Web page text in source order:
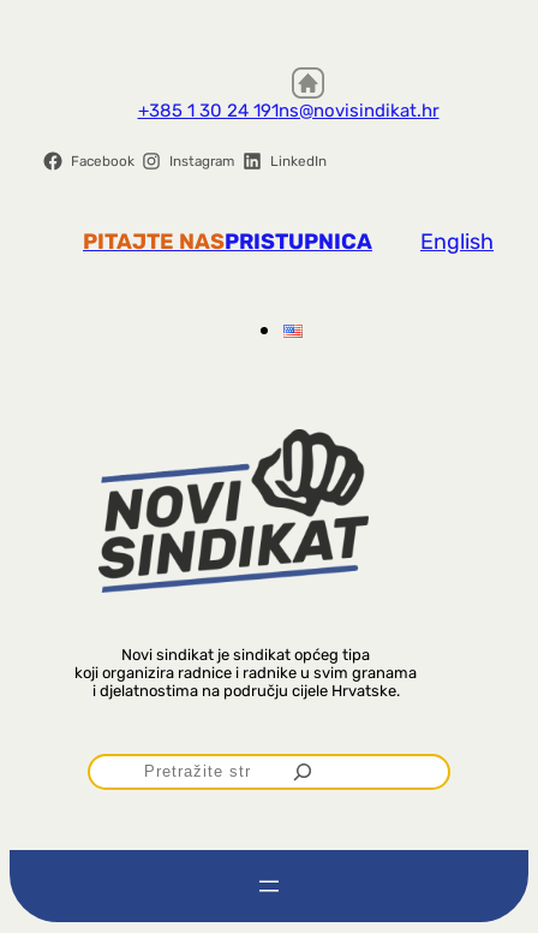
+385 1 30 24 191ns@novisindikat.hr
Facebook Instagram LinkedIn
PITAJTE NASPRISTUPNICA English
Novi sindikat je sindikat općeg tipa
koji organizira radnice i radnike u svim granama
i djelatnostima na području cijele Hrvatske.
P
r